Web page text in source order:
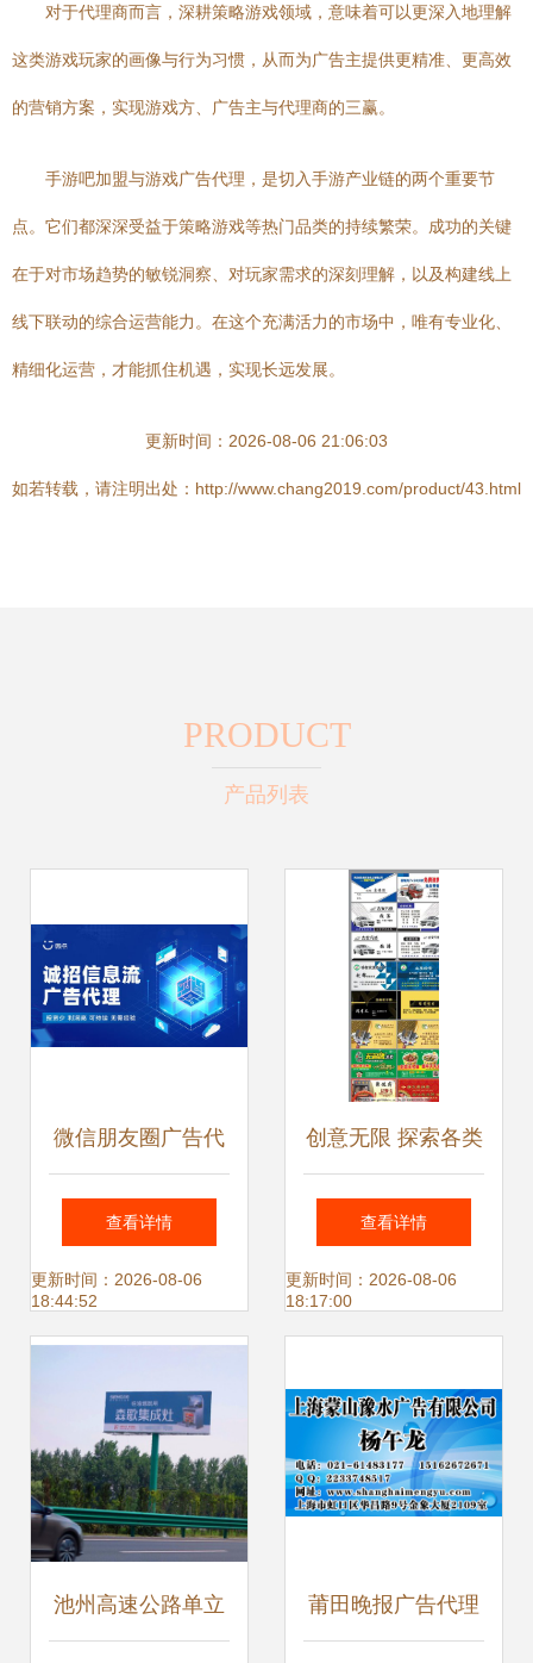
对于代理商而言，深耕策略游戏领域，意味着可以更深入地理解
这类游戏玩家的画像与行为习惯，从而为广告主提供更精准、更高效
的营销方案，实现游戏方、广告主与代理商的三赢。
手游吧加盟与游戏广告代理，是切入手游产业链的两个重要节
点。它们都深深受益于策略游戏等热门品类的持续繁荣。成功的关键
在于对市场趋势的敏锐洞察、对玩家需求的深刻理解，以及构建线上
线下联动的综合运营能力。在这个充满活力的市场中，唯有专业化、
精细化运营，才能抓住机遇，实现长远发展。
更新时间：2026-08-06 21:06:03
如若转载，请注明出处：http://www.chang2019.com/product/43.html
PRODUCT
产品列表
微信朋友圈广告代
理政策解读 全媒体
广告全国招募合作
商，携手共创数字
营销新未来
查看详情
更新时间：2026-08-06
18:44:52
创意无限 探索各类
名片模版与广告代
理服务
查看详情
更新时间：2026-08-06
18:17:00
池州高速公路单立 莆田晚报广告代理